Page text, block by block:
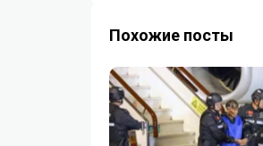
Похожие посты